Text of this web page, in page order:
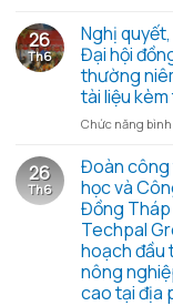
26
Th6
Nghị
Đại hội
thường
tài liệu
Chức năng
26
Th6
Đoàn công
học và
Đồng Tháp
Techpal
hoạch đầu
nông
cao tại địa